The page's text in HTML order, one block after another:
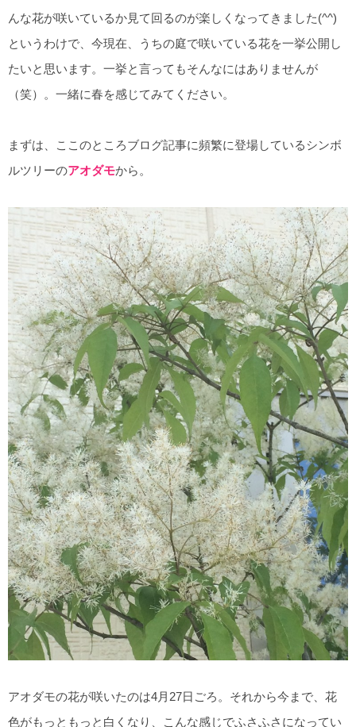
んな花が咲いているか見て回るのが楽しくなってきました(^^)
というわけで、今現在、うちの庭で咲いている花を一挙公開し
たいと思います。一挙と言ってもそんなにはありませんが
（笑）。一緒に春を感じてみてください。
まずは、ここのところブログ記事に頻繁に登場しているシンボ
ルツリーのアオダモから。
アオダモの花が咲いたのは4月27日ごろ。それから今まで、花
色がもっともっと白くなり、こんな感じでふさふさになってい